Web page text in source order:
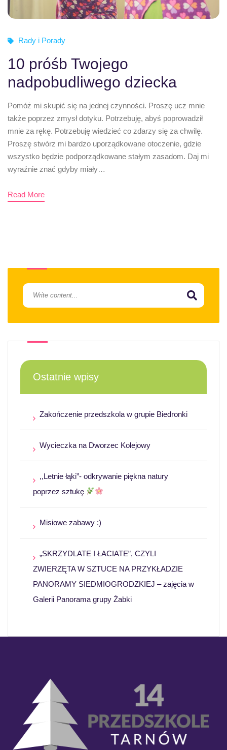
Rady i Porady
10 próśb Twojego
nadpobudliwego dziecka
Pomóż mi skupić się na jednej czynności. Proszę ucz mnie
także poprzez zmysł dotyku. Potrzebuję, abyś poprowadził
mnie za rękę. Potrzebuję wiedzieć co zdarzy się za chwilę.
Proszę stwórz mi bardzo uporządkowane otoczenie, gdzie
wszystko będzie podporządkowane stałym zasadom. Daj mi
wyraźnie znać gdyby miały…
Read More
Ostatnie wpisy
Zakończenie przedszkola w grupie Biedronki
Wycieczka na Dworzec Kolejowy
,,Letnie łąki”- odkrywanie piękna natury
poprzez sztukę
Misiowe zabawy :)
„SKRZYDLATE I ŁACIATE”, CZYLI
ZWIERZĘTA W SZTUCE NA PRZYKŁADZIE
PANORAMY SIEDMIOGRODZKIEJ – zajęcia w
Galerii Panorama grupy Żabki